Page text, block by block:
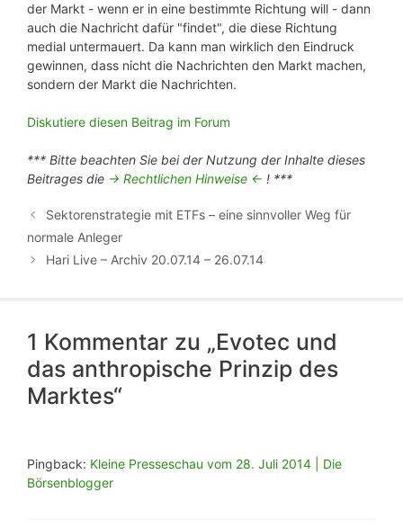
der Markt - wenn er in eine bestimmte Richtung will - dann
auch die Nachricht dafür "findet", die diese Richtung
medial untermauert. Da kann man wirklich den Eindruck
gewinnen, dass nicht die Nachrichten den Markt machen,
sondern der Markt die Nachrichten.
Diskutiere diesen Beitrag im Forum
*** Bitte beachten Sie bei der Nutzung der Inhalte dieses
Beitrages die -> Rechtlichen Hinweise <- ! ***
Sektorenstrategie mit ETFs – eine sinnvoller Weg für
normale Anleger
Hari Live – Archiv 20.07.14 – 26.07.14
1 Kommentar zu „Evotec und
das anthropische Prinzip des
Marktes“
Pingback: Kleine Presseschau vom 28. Juli 2014 | Die
Börsenblogger